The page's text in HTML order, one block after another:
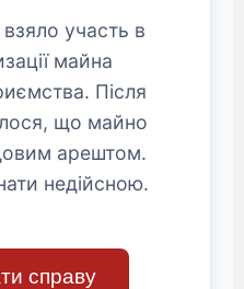
участь в
майна
Після
що майно
арештом.
недійсною.
справу